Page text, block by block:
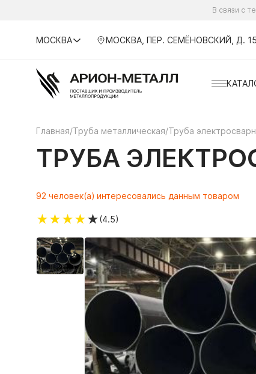
В связи с
МОСКВА МОСКВА, ПЕР. СЕМЁНОВСКИЙ, Д. 15
Главная/Труба металлическая/Труба
ТРУБА
92 человек(а) интересовались данным товаром
★★★★★(4.5)